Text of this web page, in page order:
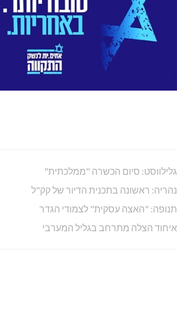
מוסדות וגופים בכפר ורדים
ספריית כפר-ורדים
בית ספר "קשת"
צופים - שבט עופר
מרכז למשפחה כפר ורדים